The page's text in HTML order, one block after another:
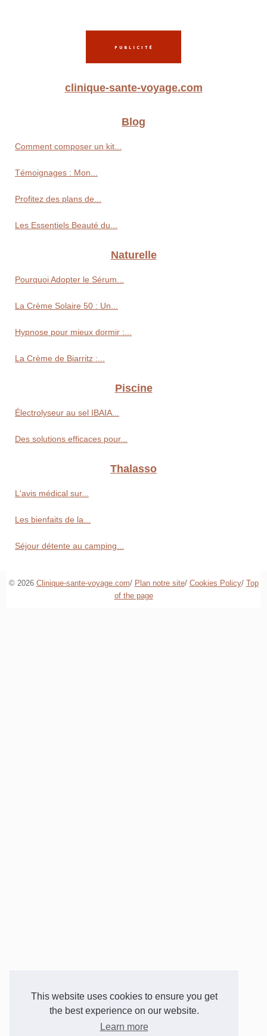
This website uses cookies to ensure you get
the best experience on our website.
Learn more
clinique-sante-voyage.com
Blog
Comment composer un kit...
Témoignages : Mon...
Profitez des plans de...
Les Essentiels Beauté du...
Naturelle
Pourquoi Adopter le Sérum...
La Crème Solaire 50 : Un...
Hypnose pour mieux dormir :...
La Crème de Biarritz :...
Piscine
Électrolyseur au sel IBAIA...
Des solutions efficaces pour...
Thalasso
L'avis médical sur...
Les bienfaits de la...
Séjour détente au camping...
© 2026 Clinique-sante-voyage.com/ Plan notre site/ Cookies Policy/ Top
of the page